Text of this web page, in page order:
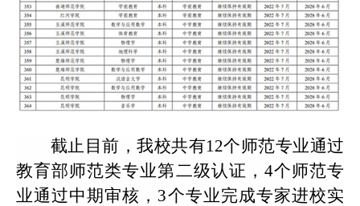
截止目前，我校共有12个师范专业通过
教育部师范类专业第二级认证，4个师范专
业通过中期审核，3个专业完成专家进校实